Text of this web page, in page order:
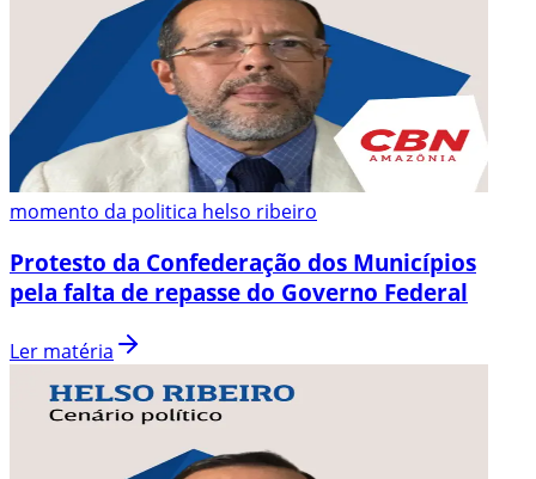
momento da politica helso ribeiro
Protesto da Confederação dos Municípios
pela falta de repasse do Governo Federal
Ler matéria